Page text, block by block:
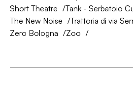
Short Theatre
Tank - Serbatoio
The New Noise
Trattoria di via
Zero Bologna
Zoo